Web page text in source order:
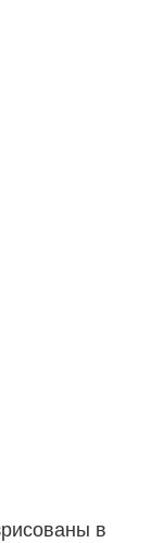
в